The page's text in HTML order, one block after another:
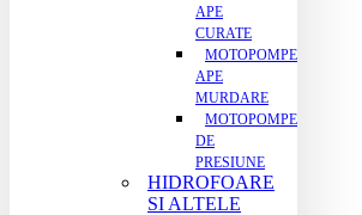
APE
CURATE
MOTOPOMPE
APE
MURDARE
MOTOPOMPE
DE
PRESIUNE
HIDROFOARE
SI ALTELE